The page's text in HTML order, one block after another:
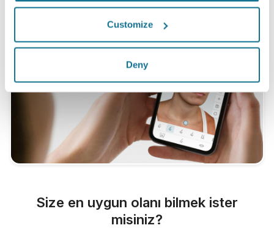
Customize
Deny
Size en uygun olanı bilmek ister
misiniz?